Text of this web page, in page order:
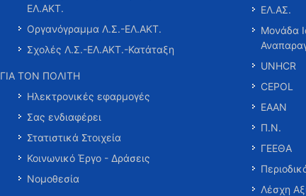
ΕΛ.ΑΚΤ.
Οργανόγραμμα Λ.Σ.-ΕΛ.ΑΚΤ.
Σχολές Λ.Σ.-ΕΛ.ΑΚΤ.-Κατάταξη
ΓΙΑ ΤΟΝ ΠΟΛΙΤΗ
Ηλεκτρονικές εφαρμογές
Σας ενδιαφέρει
Στατιστικά Στοιχεία
Κοινωνικό Έργο - Δράσεις
Νομοθεσία
ΕΛ.ΑΣ.
Μονάδα
UNHCR
CEPOL
ΕΑΑΝ
Π.Ν.
ΓΕΕΘΑ
Λέσχη